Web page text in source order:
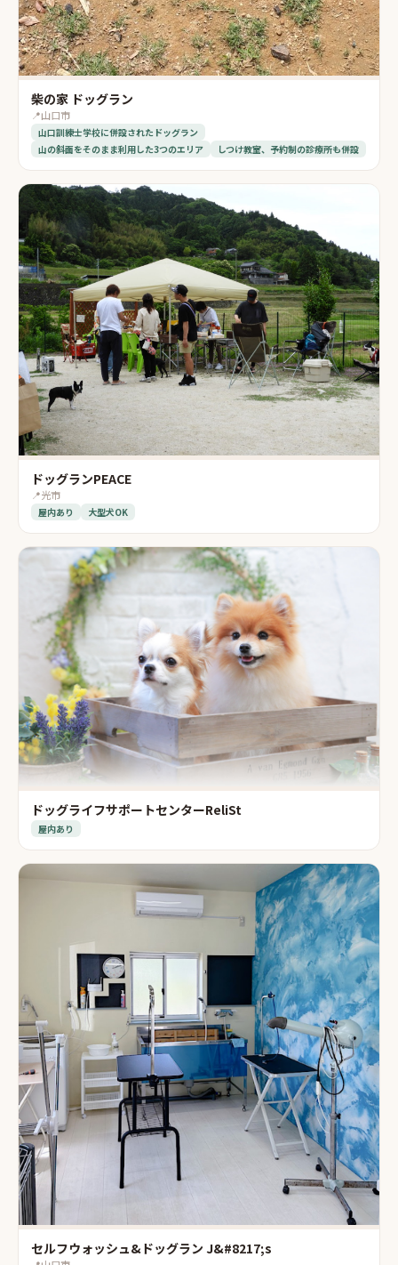
柴の家 ドッグラン
📍山口市
山口訓練士学校に併設されたドッグラン
山の斜面をそのまま利用した3つのエリア
しつけ教室、予約制の診療所も併設
ドッグランPEACE
📍光市
屋内あり 大型犬OK
ドッグライフサポートセンターReliSt
屋内あり
セルフウォッシュ&ドッグラン J&#8217;s